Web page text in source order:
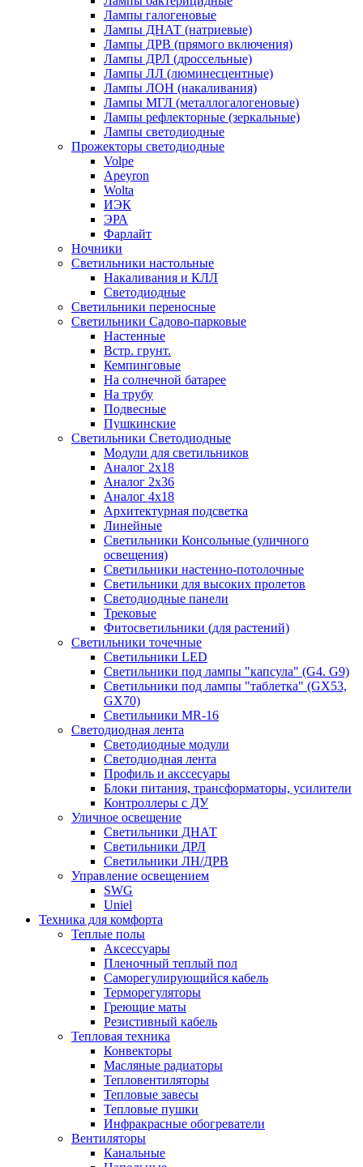
Лампы галогеновые
Лампы ДНАТ (натриевые)
Лампы ДРВ (прямого включения)
Лампы ДРЛ (дроссельные)
Лампы ЛЛ (люминесцентные)
Лампы ЛОН (накаливания)
Лампы МГЛ (металлогалогеновые)
Лампы рефлекторные (зеркальные)
Лампы светодиодные
Прожекторы светодиодные
Volpe
Apeyron
Wolta
ИЭК
ЭРА
Фарлайт
Ночники
Светильники настольные
Накаливания и КЛЛ
Светодиодные
Светильники переносные
Светильники Садово-парковые
Настенные
Встр. грунт.
Кемпинговые
На солнечной батарее
На трубу
Подвесные
Пушкинские
Светильники Светодиодные
Модули для светильников
Аналог 2х18
Аналог 2х36
Аналог 4х18
Архитектурная подсветка
Линейные
Светильники Консольные (уличного
освещения)
Светильники настенно-потолочные
Светильники для высоких пролетов
Светодиодные панели
Трековые
Фитосветильники (для растений)
Светильники точечные
Светильники LED
Светильники под лампы "капсула" (G4. G9)
Светильники под лампы "таблетка" (GX53,
GX70)
Светильники MR-16
Светодиодная лента
Светодиодные модули
Светодиодная лента
Профиль и акссесуары
Блоки питания, трансформаторы, усилители
Контроллеры с ДУ
Уличное освещение
Светильники ДНАТ
Светильники ДРЛ
Светильники ЛН/ДРВ
Управление освещением
SWG
Uniel
Техника для комфорта
Теплые полы
Аксессуары
Пленочный теплый пол
Саморегулирующийся кабель
Терморегуляторы
Греющие маты
Резистивный кабель
Тепловая техника
Конвекторы
Масляные радиаторы
Тепловентиляторы
Тепловые завесы
Тепловые пушки
Инфракрасные обогреватели
Вентиляторы
Канальные